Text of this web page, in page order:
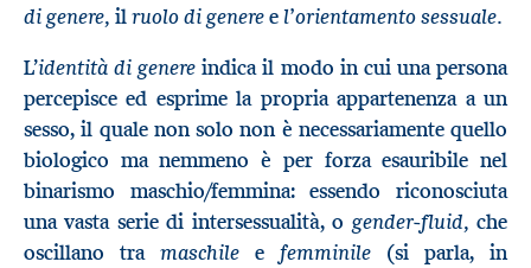
di genere, ilruolo di genereel’orientamento sessuale.
L’identità di genere indica il modo in cui una persona
percepisce ed esprime la propria appartenenza a un
sesso, il quale non solo non è necessariamente quello
biologico ma nemmeno è per forza esauribile nel
binarismo maschio/femmina: essendo riconosciuta
una vasta serie di intersessualità, o gender-fluid,che
oscillano tra maschile e femminile (si parla, in